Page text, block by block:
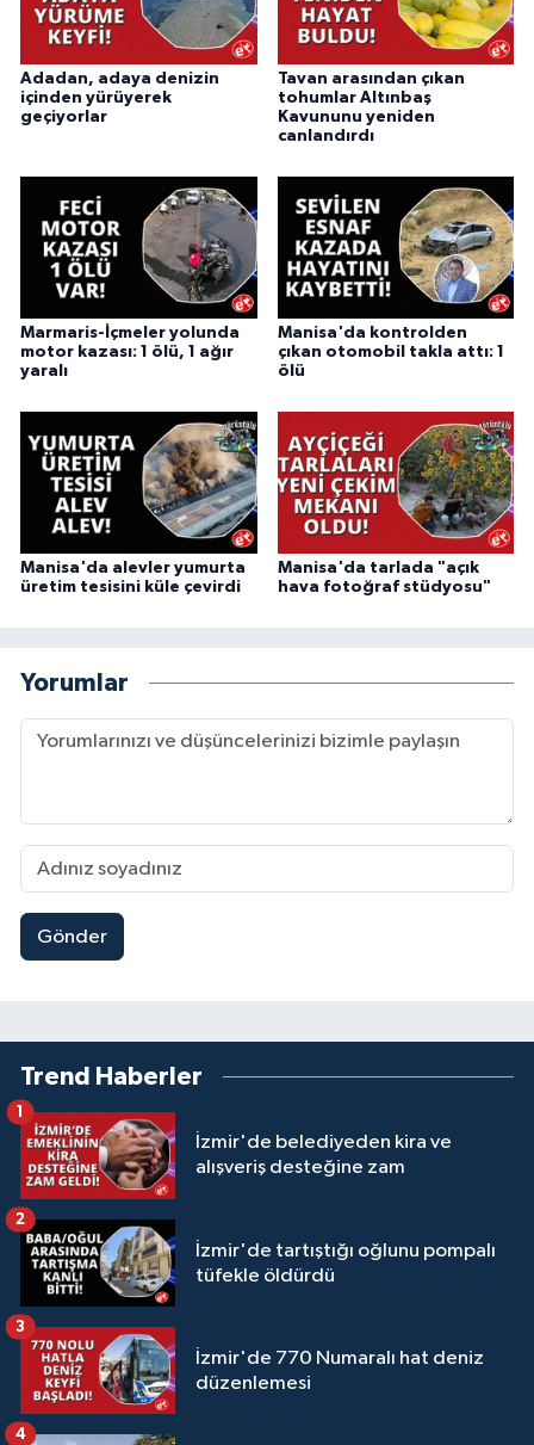
Adadan, adaya denizin
içinden yürüyerek
geçiyorlar
Tavan arasından çıkan
tohumlar Altınbaş
Kavununu yeniden
canlandırdı
Marmaris-İçmeler yolunda
motor kazası: 1 ölü, 1 ağır
yaralı
Manisa'da kontrolden
çıkan otomobil takla attı: 1
ölü
Manisa'da alevler yumurta
üretim tesisini küle çevirdi
Manisa'da tarlada "açık
hava fotoğraf stüdyosu"
Yorumlar
Gönder
Trend Haberler
İzmir'de belediyeden kira ve
alışveriş desteğine zam
1
İzmir'de tartıştığı oğlunu pompalı
tüfekle öldürdü
2
İzmir'de 770 Numaralı hat deniz
düzenlemesi
3
4